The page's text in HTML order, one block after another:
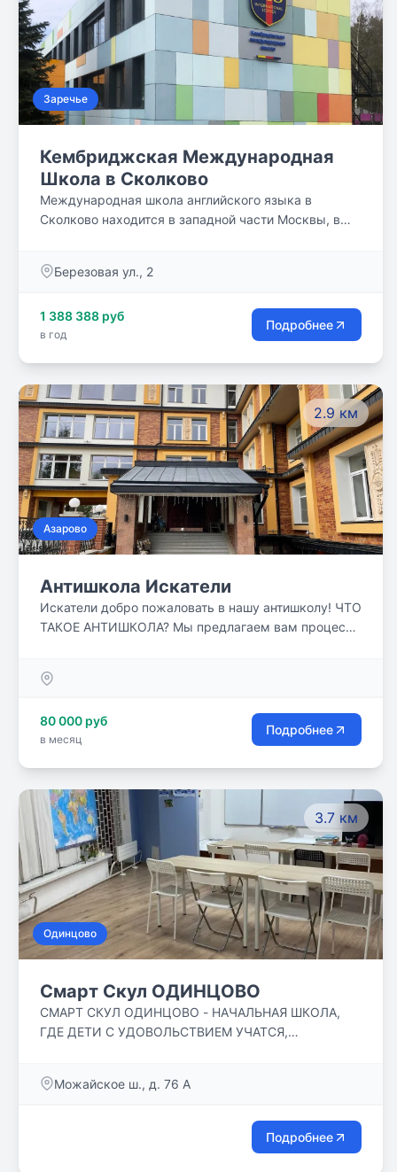
Заречье
Кембриджская Международная
Школа в Сколково
Международная школа английского языка в
Сколково находится в западной части Москвы, в
окружении многочисленных спортивных площадок.
основных жилых резиденций района, в удобной
доступности от центра города.
Березовая ул., 2
1 388 388 руб
в год
Подробнее
2.9 км
Азарово
Антишкола Искатели
Искатели добро пожаловать в нашу антишколу! ЧТО
ТАКОЕ АНТИШКОЛА? Мы предлагаем вам процесс
увлекательные нестандартные авторские
мы ставим себе задачу помочь ученикам освоить,
как общепринятые, базовые навыки, так и
80 000 руб
в месяц
Подробнее
3.7 км
Одинцово
Смарт Скул ОДИНЦОВО
СМАРТ СКУЛ ОДИНЦОВО - НАЧАЛЬНАЯ ШКОЛА,
ГДЕ ДЕТИ С УДОВОЛЬСТВИЕМ УЧАТСЯ,
ДРУЖЕЛЮБНОЙ АТМОСФЕРЕ.
Можайское ш., д. 76 А
Подробнее